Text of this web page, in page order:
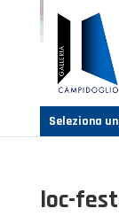
Seleziona
loc-